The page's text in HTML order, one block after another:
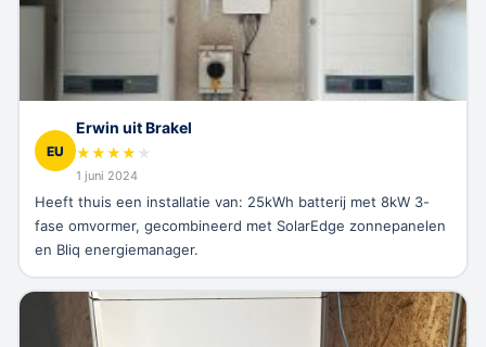
EU
Erwin uit Brakel
★★★★ ★
1 juni 2024
Heeft thuis een installatie van: 25kWh batterij met 8kW 3-
fase omvormer, gecombineerd met SolarEdge zonnepanelen
en Bliq energiemanager.